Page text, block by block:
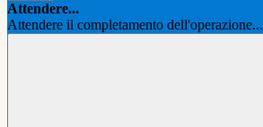
Attendere...
Attendere il completamento dell'operazione...